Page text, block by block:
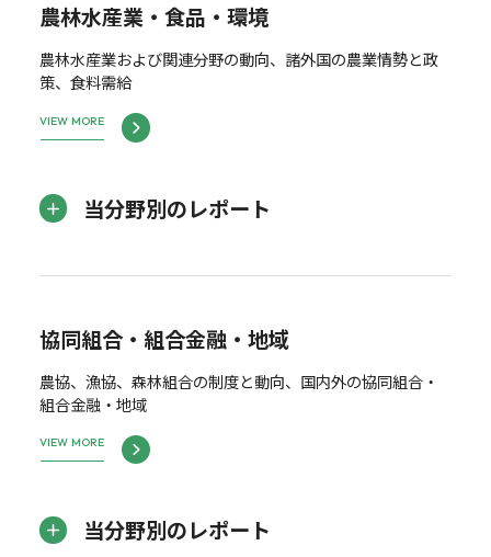
農林水産業・食品・環境
農林水産業および関連分野の動向、諸外国の農業情勢と政
策、食料需給
VIEW MORE
当分野別のレポート
協同組合・組合金融・地域
農協、漁協、森林組合の制度と動向、国内外の協同組合・
組合金融・地域
VIEW MORE
当分野別のレポート